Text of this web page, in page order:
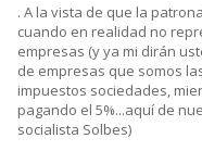
. A la vista de que la
cuando en realidad no
empresas (y ya mi dirán
de empresas que somos
impuestos sociedades,
pagando el 5%...aquí de
socialista Solbes)